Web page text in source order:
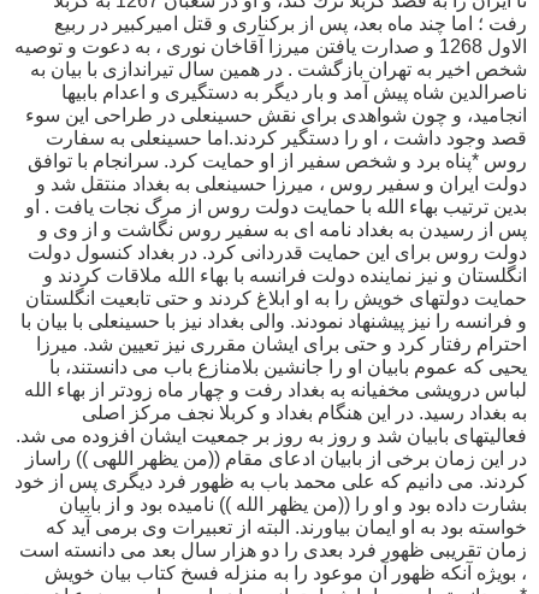
رفت ؛ اما چند ماه بعد، پس از بركنارى و قتل اميركبير در ربيع
الاول 1268 و صدارت يافتن ميرزا آقاخان نورى ، به دعوت و توصيه
شخص اخير به تهران بازگشت . در همين سال تيراندازى با بيان به
ناصرالدين شاه پيش آمد و بار ديگر به دستگيرى و اعدام بابيها
انجاميد، و چون شواهدى براى نقش حسينعلى در طراحى اين سوء
قصد وجود داشت ، او را دستگير كردند.اما حسينعلى به سفارت
روس *پناه برد و شخص سفير از او حمايت كرد. سرانجام با توافق
دولت ايران و سفير روس ، ميرزا حسينعلى به بغداد منتقل شد و
بدين ترتيب بهاء الله با حمايت دولت روس از مرگ نجات يافت . او
پس از رسيدن به بغداد نامه اى به سفير روس نگاشت و از وى و
دولت روس براى اين حمايت قدردانى كرد. در بغداد كنسول دولت
انگلستان و نيز نماينده دولت فرانسه با بهاء الله ملاقات كردند و
حمايت دولتهاى خويش را به او ابلاغ كردند و حتى تابعيت انگلستان
و فرانسه را نيز پيشنهاد نمودند. والى بغداد نيز با حسينعلى با بيان با
احترام رفتار كرد و حتى براى ايشان مقررى نيز تعيين شد. ميرزا
يحيى كه عموم بابيان او را جانشين بلامنازع باب مى دانستند، با
لباس درويشى مخفيانه به بغداد رفت و چهار ماه زودتر از بهاء الله
به بغداد رسيد. در اين هنگام بغداد و كربلا نجف مركز اصلى
فعاليتهاى بابيان شد و روز به روز بر جمعيت ايشان افزوده مى شد.
در اين زمان برخى از بابيان ادعاى مقام ((من يظهر اللهى )) راساز
كردند. مى دانيم كه على محمد باب به ظهور فرد ديگرى پس از خود
بشارت داده بود و او را ((من يظهر الله )) ناميده بود و از بابيان
خواسته بود به او ايمان بياورند. البته از تعبيرات وى برمى آيد كه
زمان تقريبى ظهور فرد بعدى را دو هزار سال بعد مى دانسته است
، بويژه آنكه ظهور آن موعود را به منزله فسخ كتاب بيان خويش